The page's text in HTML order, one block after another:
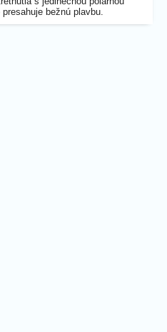
bežnú plavbu.